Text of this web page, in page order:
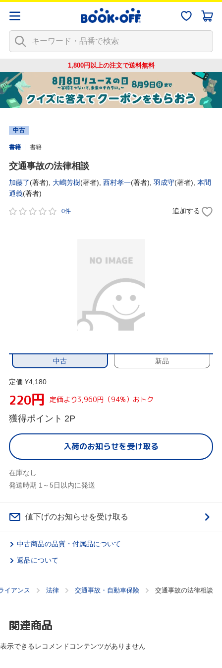
1,800円以上の注文で送料無料
中古
書籍 書籍
交通事故の法律相談
加藤了(著者), 大嶋芳樹(著者), 西村孝一(著者), 羽成守(著者), 本間
通義(著者)
0件 追加する
中古 新品
定価 ¥4,180
220円 定価より3,960円（94%）おトク
獲得ポイント 2P
入荷のお知らせを受け取る
在庫なし
発送時期 1～5日以内に発送
値下げのお知らせを受け取る
中古商品の品質・付属品について
返品について
イアンス 法律 交通事故・自動車保険 交通事故の法律相談
関連商品
表示できるレコメンドコンテンツがありません